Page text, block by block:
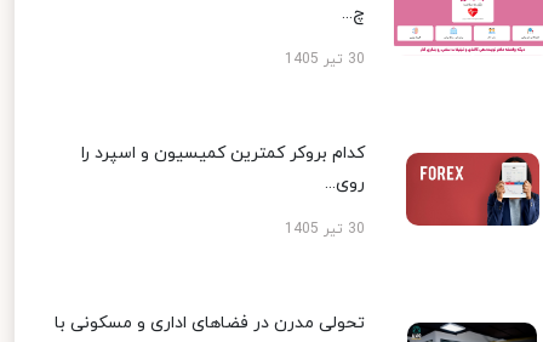
چ...
30 تیر 1405
کدام بروکر کمترین کمیسیون و اسپرد را
روی...
30 تیر 1405
تحولی مدرن در فضاهای اداری و مسکونی با